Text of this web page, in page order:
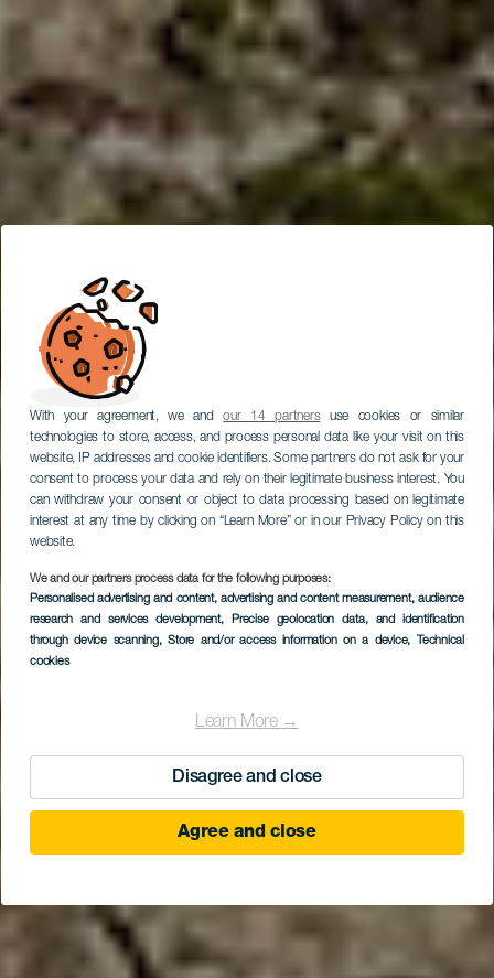
With your agreement, we andour 14 partnersuse cookies or similar
technologies to store, access, and process personal data like your visit on this
website, IP addresses and cookie identifiers. Some partners do not ask for your
consent to process your data and rely on their legitimate business interest. You
can withdraw your consent or object to data processing based on legitimate
interest at any time by clicking on “Learn More” or in our Privacy Policy on this
website.
We and our partners process data for the following purposes:
Personalised advertising and content, advertising and content measurement, audience
research and services development, Precise geolocation data, and identification
through device scanning, Store and/or access information on a device, Technical
cookies
Learn More →
Disagree and close
Agree and close